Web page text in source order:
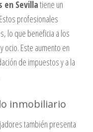
en Sevillatiene un
profesionales
lo que beneficia a los
ocio. Este aumento en
de impuestos y a la
inmobiliario
también presenta